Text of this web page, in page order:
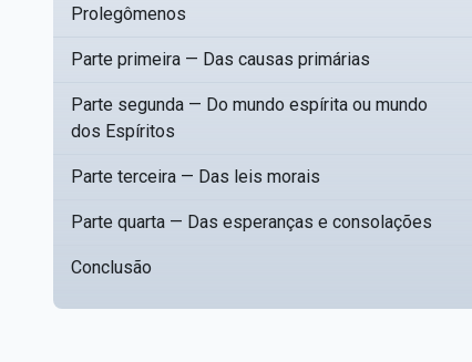
Prolegômenos
Parte primeira — Das causas primárias
Parte segunda — Do mundo espírita ou mundo
dos Espíritos
Parte terceira — Das leis morais
Parte quarta — Das esperanças e consolações
Conclusão